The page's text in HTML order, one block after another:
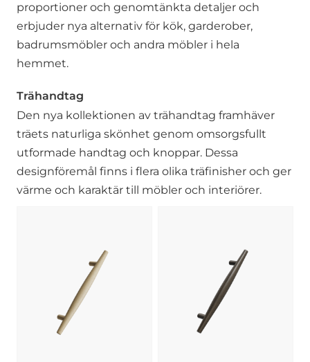
proportioner och genomtänkta detaljer och
erbjuder nya alternativ för kök, garderober,
badrumsmöbler och andra möbler i hela
hemmet.
Trähandtag
Den nya kollektionen av trähandtag framhäver
träets naturliga skönhet genom omsorgsfullt
utformade handtag och knoppar. Dessa
designföremål finns i flera olika träfinisher och ger
värme och karaktär till möbler och interiörer.